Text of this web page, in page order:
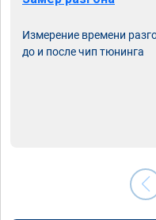
Измерение времени
до и после чип тюнинга